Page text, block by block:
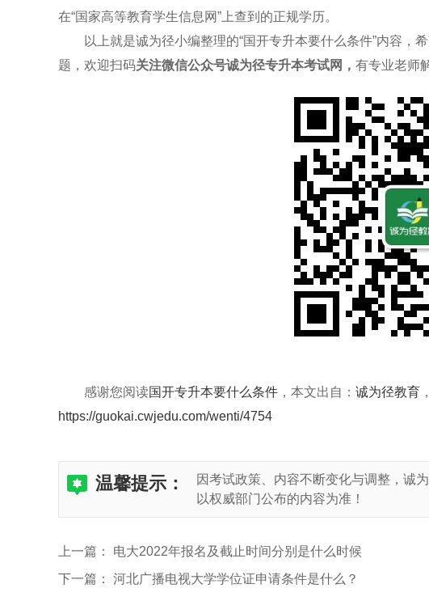
在“国家高等教育学生信息网”上查到的正规学历。
以上就是诚为径小编整理的“国开专升本要什么条件”内容，
题，欢迎扫码关注微信公众号诚为径专升本考试网， 有专业老师
感谢您阅读国开专升本要什么条件 ，本文出自： 诚为径教育
https://guokai.cwjedu.com/wenti/4754
温馨提示：
因考试政策、内容不断变化与调整，诚
以权威部门公布的内容为准！
上一篇： 电大2022年报名及截止时间分别是什么时候
下一篇： 河北广播电视大学学位证申请条件是什么？